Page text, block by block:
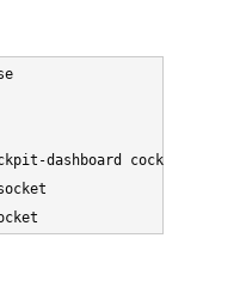
dashboard cockpit-